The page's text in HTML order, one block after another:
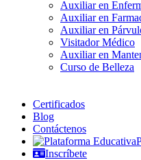
Auxiliar en
Auxiliar en
Auxiliar en
Visitador Médico
Auxiliar en
Curso de Belleza
Certificados
Blog
Contáctenos
Inscríbete